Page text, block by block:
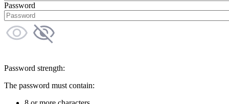
Password
Password strength:
The password must contain: